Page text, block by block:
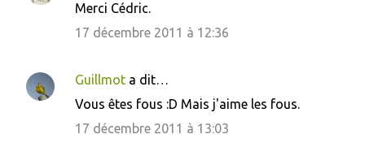
Merci Cédric.
17 décembre 2011 à 12:36
Guillmot a dit…
Vous êtes fous :D Mais j'aime les fous.
17 décembre 2011 à 13:03